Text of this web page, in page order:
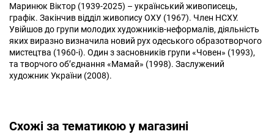
Маринюк Віктор (1939-2025) – український живописець,
графік. Закінчив відділ живопису ОХУ (1967). Член НСХУ.
Увійшов до групи молодих художників-неформалів, діяльність
яких виразно визначила новий рух одеського образотворчого
мистецтва (1960-і). Один з засновників групи «Човен» (1993),
та творчого об’єднання «Мамай» (1998). Заслужений
художник України (2008).
Cхожі за тематикою у магазині